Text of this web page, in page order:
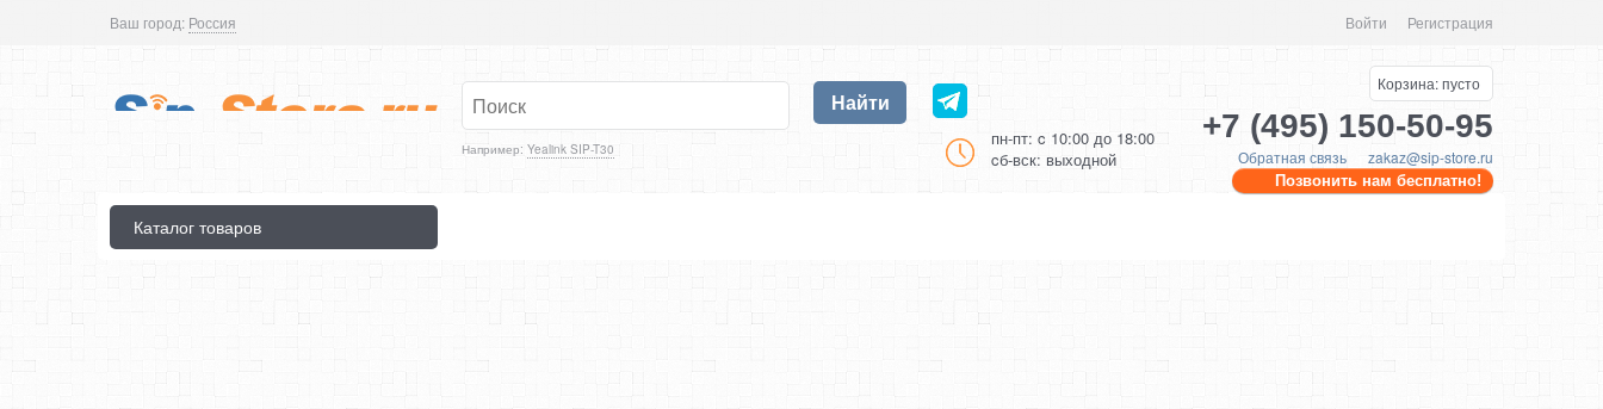
Ваш город: Россия Войти Регистрация
Например: Yealink SIP-T30
Найти
пн-пт: c 10:00 до 18:00
cб-вск: выходной
Корзина:пусто
+7 (495) 150-50-95
Обратная связь zakaz@sip-store.ru
Позвонить нам бесплатно!
Каталог товаров